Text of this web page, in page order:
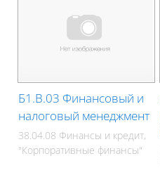
Б1.В.03 Финансовый и
налоговый менеджмент
38.04.08 Финансы и кредит,
"Корпоративные финансы"